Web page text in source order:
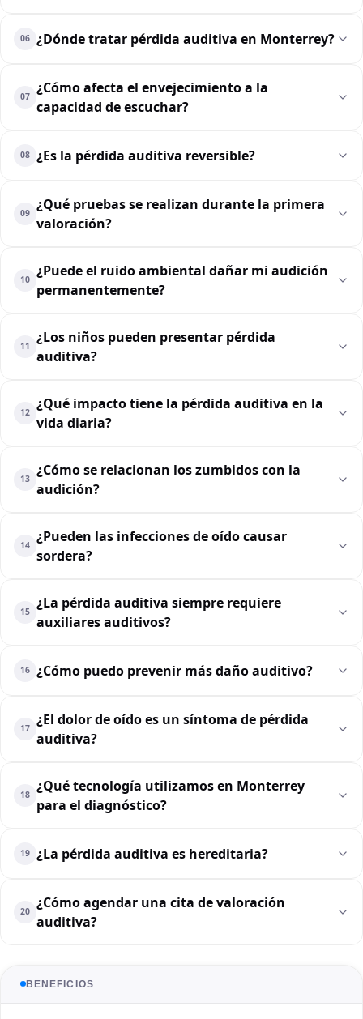
06 ¿Dónde tratar pérdida auditiva en Monterrey?
07
¿Cómo afecta el envejecimiento a la
capacidad de escuchar?
08 ¿Es la pérdida auditiva reversible?
09
¿Qué pruebas se realizan durante la primera
valoración?
10
¿Puede el ruido ambiental dañar mi audición
permanentemente?
11
¿Los niños pueden presentar pérdida
auditiva?
12
¿Qué impacto tiene la pérdida auditiva en la
vida diaria?
13
¿Cómo se relacionan los zumbidos con la
audición?
14
¿Pueden las infecciones de oído causar
sordera?
15
¿La pérdida auditiva siempre requiere
auxiliares auditivos?
16 ¿Cómo puedo prevenir más daño auditivo?
17
¿El dolor de oído es un síntoma de pérdida
auditiva?
18
¿Qué tecnología utilizamos en Monterrey
para el diagnóstico?
19 ¿La pérdida auditiva es hereditaria?
20
¿Cómo agendar una cita de valoración
auditiva?
BENEFICIOS